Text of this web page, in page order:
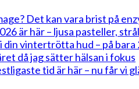
Det kan vara brist på
är här – ljusa pasteller,
din vintertrötta hud – på bara
då jag sätter hälsan i fokus
tid är här – nu får vi